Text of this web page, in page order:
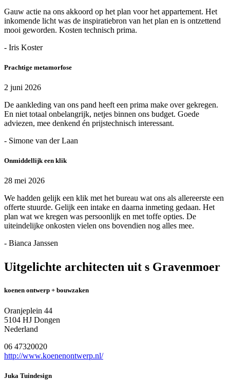
Gauw actie na ons akkoord op het plan voor het appartement. Het
inkomende licht was de inspiratiebron van het plan en is ontzettend
mooi geworden. Kosten technisch prima.
- Iris Koster
Prachtige metamorfose
2 juni 2026
De aankleding van ons pand heeft een prima make over gekregen.
En niet totaal onbelangrijk, netjes binnen ons budget. Goede
adviezen, mee denkend én prijstechnisch interessant.
- Simone van der Laan
Onmiddellijk een klik
28 mei 2026
We hadden gelijk een klik met het bureau wat ons als allereerste een
offerte stuurde. Gelijk een intake en daarna inmeting gedaan. Het
plan wat we kregen was persoonlijk en met toffe opties. De
uiteindelijke onkosten vielen ons bovendien nog alles mee.
- Bianca Janssen
Uitgelichte architecten uit s Gravenmoer
koenen ontwerp + bouwzaken
Oranjeplein 44
5104 HJ Dongen
Nederland
06 47320020
http://www.koenenontwerp.nl/
Juka Tuindesign